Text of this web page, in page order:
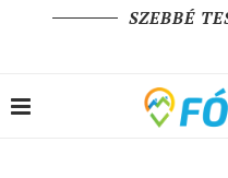
SZEBBÉ